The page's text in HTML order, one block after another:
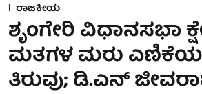
ರಾಜಕೀಯ
ಶೃಂಗೇರಿ ವಿಧಾನಸಭಾ
ಮತಗಳ ಮರು
ತಿರುವು; ಡಿ.ಎನ್